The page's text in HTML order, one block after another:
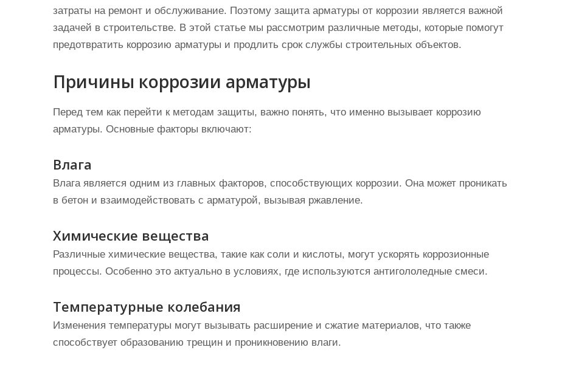
затраты на ремонт и обслуживание. Поэтому защита арматуры от коррозии является важной
задачей в строительстве. В этой статье мы рассмотрим различные методы, которые помогут
предотвратить коррозию арматуры и продлить срок службы строительных объектов.
Причины коррозии арматуры
Перед тем как перейти к методам защиты, важно понять, что именно вызывает коррозию
арматуры. Основные факторы включают:
Влага
Влага является одним из главных факторов, способствующих коррозии. Она может проникать
в бетон и взаимодействовать с арматурой, вызывая ржавление.
Химические вещества
Различные химические вещества, такие как соли и кислоты, могут ускорять коррозионные
процессы. Особенно это актуально в условиях, где используются антигололедные смеси.
Температурные колебания
Изменения температуры могут вызывать расширение и сжатие материалов, что также
способствует образованию трещин и проникновению влаги.